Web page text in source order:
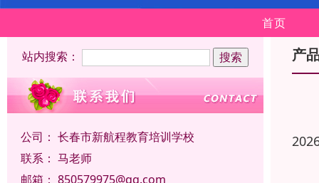
首页
站内搜索：
公司： 长春市新航程教育培训学校
联系： 马老师
邮箱： 850579975@qq.com
产